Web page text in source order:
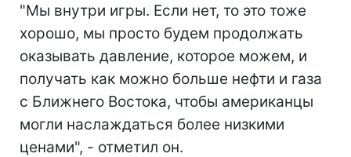
"Мы внутри игры. Если нет, то это тоже
хорошо, мы просто будем продолжать
оказывать давление, которое можем, и
получать как можно больше нефти и газа
с Ближнего Востока, чтобы американцы
могли наслаждаться более низкими
ценами", - отметил он.